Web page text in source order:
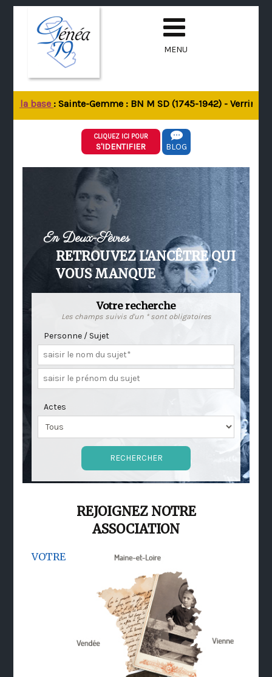
MENU
la base: Sainte-Gemme : BN M SD (1745-1942) - Verrines-
CLIQUEZ ICI POUR
S'IDENTIFIER BLOG
En Deux-Sèvres
RETROUVEZ L'ANCÊTRE QUI
VOUS MANQUE
Votre recherche
Les champs suivis d'un * sont obligatoires
Personne / Sujet
Actes
REJOIGNEZ NOTRE
ASSOCIATION
VOTRE